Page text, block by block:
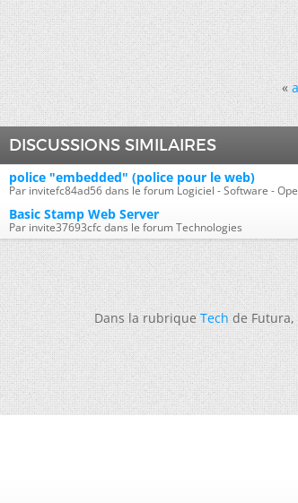
«
DISCUSSIONS SIMILAIRES
police "embedded" (police pour le web)
Par invitefc84ad56 dans le forum Logiciel - Software -
Basic Stamp Web Server
Par invite37693cfc dans le forum Technologies
Dans la rubriqueTechde Futura,